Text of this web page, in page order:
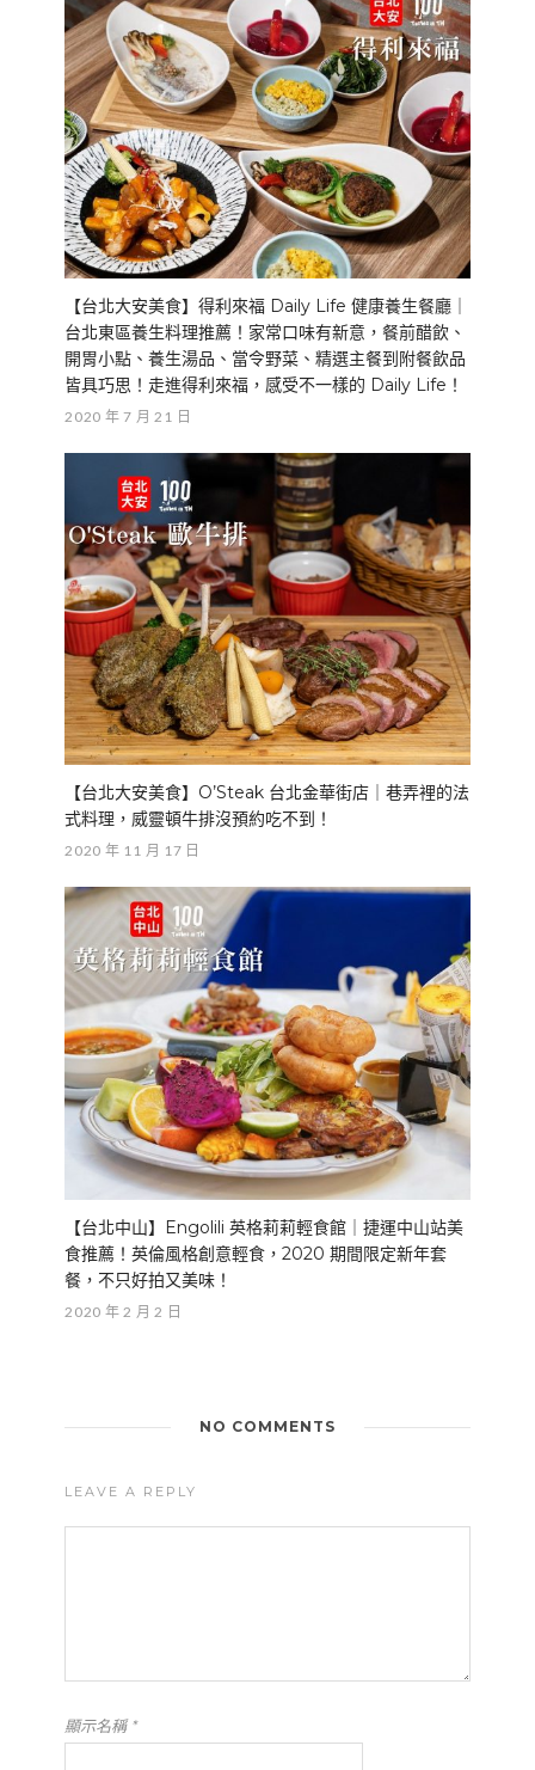
【台北大安美食】得利來福 Daily Life 健康養生餐廳｜
台北東區養生料理推薦！家常口味有新意，餐前醋飲、
開胃小點、養生湯品、當令野菜、精選主餐到附餐飲品
皆具巧思！走進得利來福，感受不一樣的 Daily Life！
2020 年 7 月 21 日
【台北大安美食】O’Steak 台北金華街店｜巷弄裡的法
式料理，威靈頓牛排沒預約吃不到！
2020 年 11 月 17 日
【台北中山】Engolili 英格莉莉輕食館｜捷運中山站美
食推薦！英倫風格創意輕食，2020 期間限定新年套
餐，不只好拍又美味！
2020 年 2 月 2 日
NO COMMENTS
LEAVE A REPLY
顯示名稱*